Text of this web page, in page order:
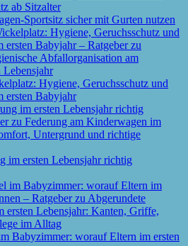
Sportsitz sicher mit Gurten nutzen
Hygiene, Geruchsschutz und
ersten Babyjahr
im ersten Lebensjahr richtig
Babyzimmer: worauf Eltern im ersten